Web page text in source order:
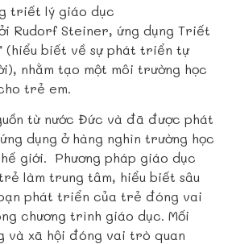
triết lý giáo dục
Rudorf Steiner, ứng dụng Triết
(hiểu biết về sự phát triển tự
nhằm tạo một môi trường học
trẻ em.
từ nước Đức và đã được phát
dụng ở hàng nghìn trường học
giới. Phương pháp giáo dục
làm trung tâm, hiểu biết sâu
phát triển của trẻ đóng vai
chương trình giáo dục. Mối
và xã hội đóng vai trò quan